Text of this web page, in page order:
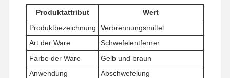
Fabrik Tour Qualitätskont
Rolle
Nachrichten
Produktattribut
Wert
Produktbezeichnung
Verbrennungsmittel
Art der Ware
Schwefelentferner
Farbe der Ware
Gelb und braun
Anwendung
Abschwefelung